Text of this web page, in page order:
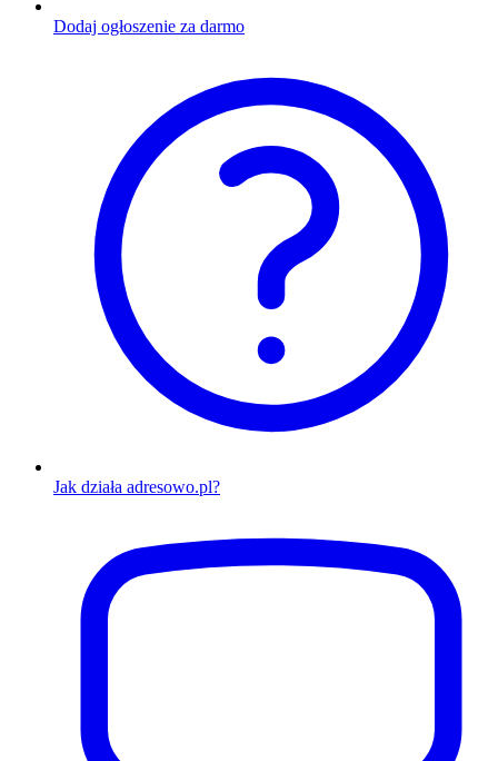
Dodaj ogłoszenie za darmo
Jak działa adresowo.pl?